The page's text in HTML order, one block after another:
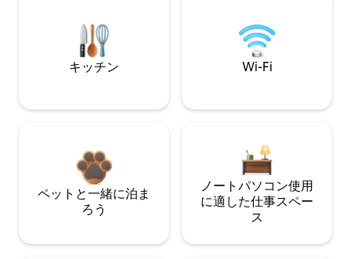
キッチン Wi-Fi
ペットと一緒に泊ま
ろう
ノートパソコン使用
に適した仕事スペー
ス